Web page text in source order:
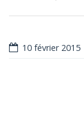
10 février 2015